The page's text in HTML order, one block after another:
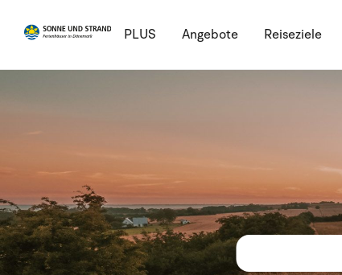
PLUS Angebote Reiseziele